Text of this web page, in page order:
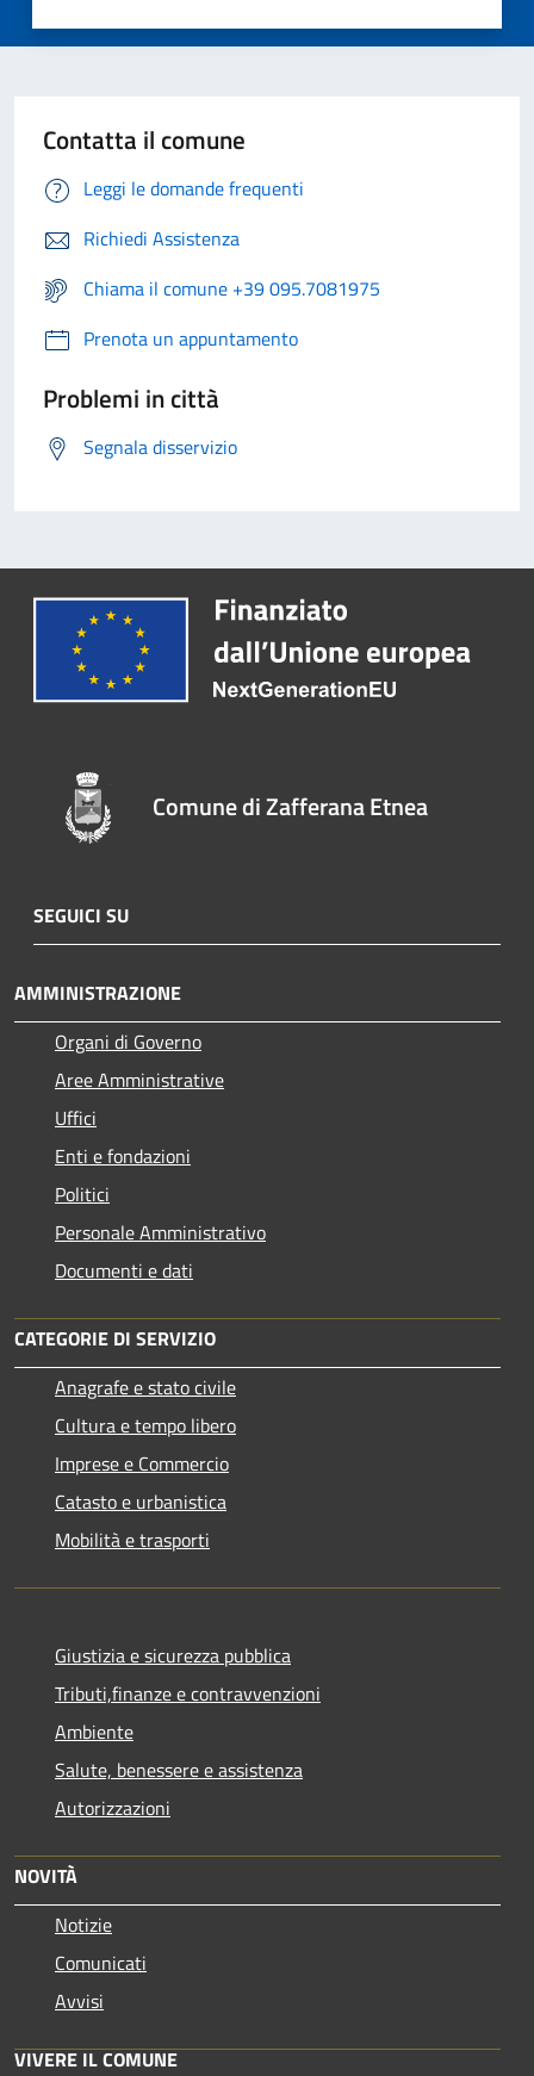
Contatta il comune
Leggi le domande frequenti
Richiedi Assistenza
Chiama il comune +39 095.7081975
Prenota un appuntamento
Problemi in città
Segnala disservizio
Comune di Zafferana Etnea
SEGUICI SU
AMMINISTRAZIONE
Organi di Governo
Aree Amministrative
Uffici
Enti e fondazioni
Politici
Personale Amministrativo
Documenti e dati
CATEGORIE DI SERVIZIO
Anagrafe e stato civile
Cultura e tempo libero
Imprese e Commercio
Catasto e urbanistica
Mobilità e trasporti
Giustizia e sicurezza pubblica
Tributi,finanze e contravvenzioni
Ambiente
Salute, benessere e assistenza
Autorizzazioni
NOVITÀ
Notizie
Comunicati
Avvisi
VIVERE IL COMUNE